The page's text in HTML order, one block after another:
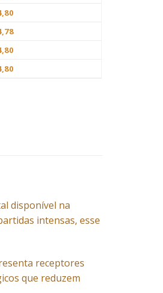
disponível na
intensas, esse
receptores
que reduzem